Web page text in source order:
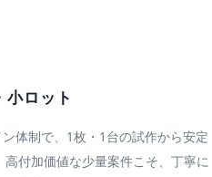
小ロット
ン体制で、1枚・1台の試作から安定
高付加価値な少量案件こそ、丁寧に